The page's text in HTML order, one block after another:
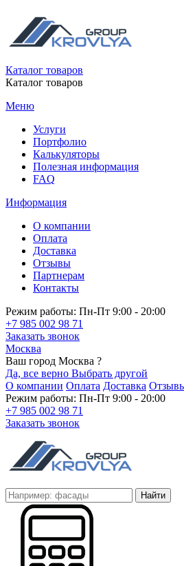
Каталог товаров
Каталог товаров
Меню
Услуги
Портфолио
Калькуляторы
Полезная информация
FAQ
Информация
О компании
Оплата
Доставка
Отзывы
Партнерам
Контакты
Режим работы: Пн-Пт 9:00 - 20:00
+7 985 002 98 71
Заказать звонок
Москва
Ваш город Москва ?
Да, все верно Выбрать другой
О компании Оплата Доставка
Режим работы: Пн-Пт 9:00 - 20:00
+7 985 002 98 71
Заказать звонок
Найти